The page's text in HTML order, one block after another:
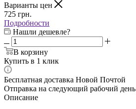
Варианты цен
725 грн.
Подробности
Нашли дешевле?
В корзину
Купить в 1 клик
Бесплатная доставка Новой Почтой
Отправка на следующий рабочий день
Описание